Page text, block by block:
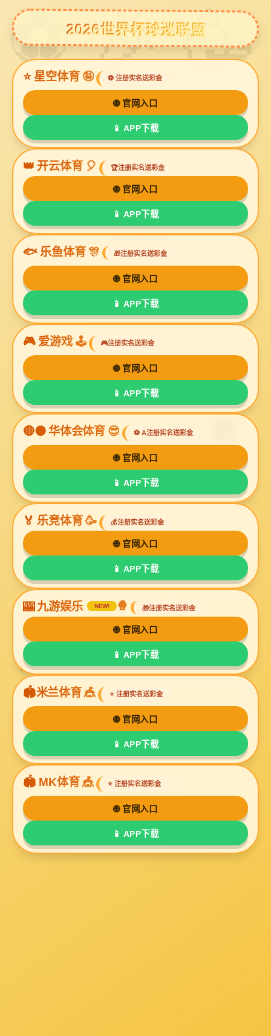
bg视讯厅
九牧橱柜卫浴衣柜产品摄影
九牧产品形象摄影
产品摄影是属于商业摄影广告摄影的一部分，主要是
针对产品而开展的摄影活动，在激烈的市场竞争中起
着至关重要的作用。通过对产品的形状、结构、性
格、色彩和用途等特点的刻画，从而引起顾客的购买
欲望。 产品摄影在整个广告宣传中起到了很大的作
用，所以产品拍摄的技术也显得越来越重要。图片的
好坏直接影响到了产品在整个市场的销售。bg视讯厅
摄影所做的事情就是让您的产品“锦上添花”，在整个
品牌推广和广告宣传中起到推动作用。